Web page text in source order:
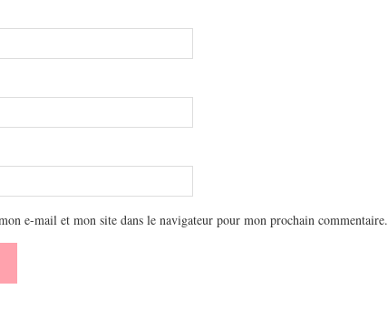
e-mail et mon site dans le navigateur pour mon prochain commentaire.